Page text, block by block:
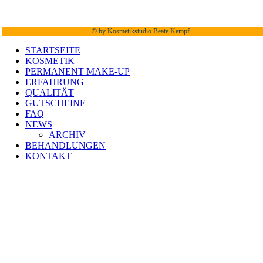
© by Kosmetikstudio Beate Kempf
STARTSEITE
KOSMETIK
PERMANENT MAKE-UP
ERFAHRUNG
QUALITÄT
GUTSCHEINE
FAQ
NEWS
ARCHIV
BEHANDLUNGEN
KONTAKT